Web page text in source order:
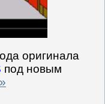
оригинала
под новым